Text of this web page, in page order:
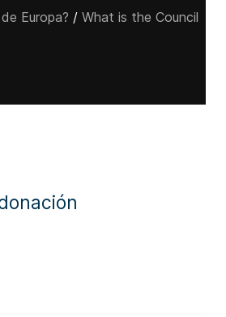
Europa? / What is the Council